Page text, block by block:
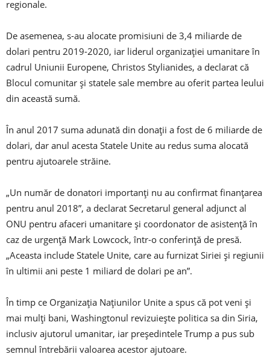
regionale.
De asemenea, s-au alocate promisiuni de 3,4 miliarde de
dolari pentru 2019-2020, iar liderul organizației umanitare în
cadrul Uniunii Europene, Christos Stylianides, a declarat că
Blocul comunitar și statele sale membre au oferit partea leului
din această sumă.
În anul 2017 suma adunată din donații a fost de 6 miliarde de
dolari, dar anul acesta Statele Unite au redus suma alocată
pentru ajutoarele străine.
„Un număr de donatori importanți nu au confirmat finanțarea
pentru anul 2018”, a declarat Secretarul general adjunct al
ONU pentru afaceri umanitare și coordonator de asistență în
caz de urgență Mark Lowcock, într-o conferință de presă.
„Aceasta include Statele Unite, care au furnizat Siriei și regiunii
în ultimii ani peste 1 miliard de dolari pe an”.
În timp ce Organizația Națiunilor Unite a spus că pot veni și
mai mulți bani, Washingtonul revizuiește politica sa din Siria,
inclusiv ajutorul umanitar, iar președintele Trump a pus sub
semnul întrebării valoarea acestor ajutoare.